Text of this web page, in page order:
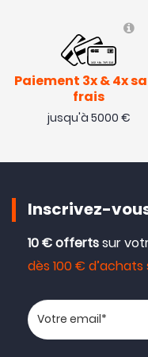
Paiement 3x & 4x
frais
jusqu'à 5000 €
Inscrivez-
10 € offertssur
dès 100 €
Votre adresse email